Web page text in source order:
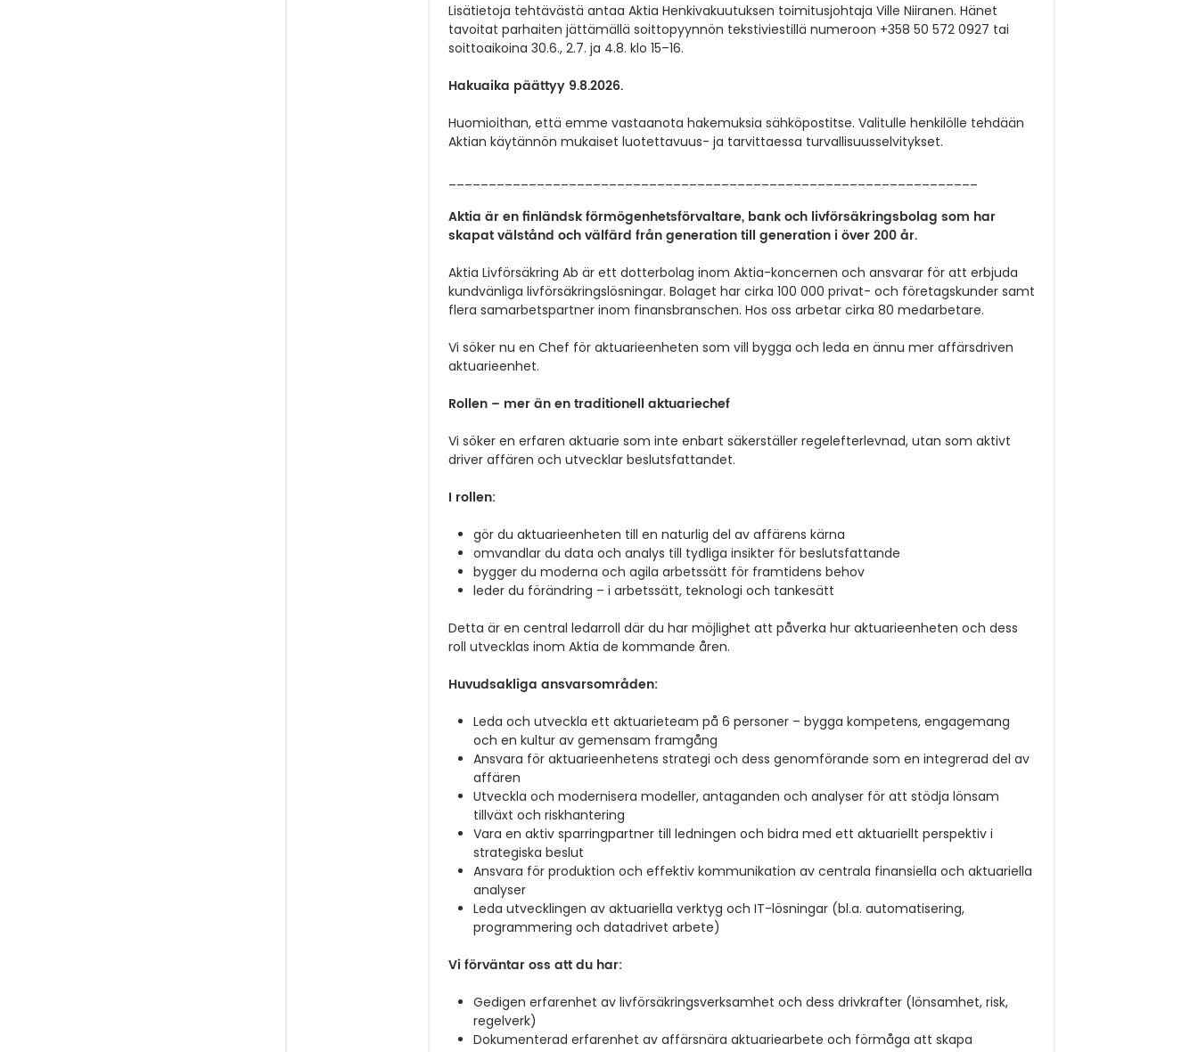
Lisätietoja tehtävästä antaa Aktia Henkivakuutuksen toimitusjohtaja Ville Niiranen. Hänet
tavoitat parhaiten jättämällä soittopyynnön tekstiviestillä numeroon +358 50 572 0927 tai
soittoaikoina 30.6., 2.7. ja 4.8. klo 15–16.
Hakuaika päättyy 9.8.2026.
Huomioithan, että emme vastaanota hakemuksia sähköpostitse. Valitulle henkilölle tehdään
Aktian käytännön mukaiset luotettavuus- ja tarvittaessa turvallisuusselvitykset.
Aktia är en finländsk förmögenhetsförvaltare, bank och livförsäkringsbolag som har
skapat välstånd och välfärd från generation till generation i över 200 år.
Aktia Livförsäkring Ab är ett dotterbolag inom Aktia-koncernen och ansvarar för att erbjuda
kundvänliga livförsäkringslösningar. Bolaget har cirka 100 000 privat- och företagskunder samt
flera samarbetspartner inom finansbranschen. Hos oss arbetar cirka 80 medarbetare.
Vi söker nu en Chef för aktuarieenheten som vill bygga och leda en ännu mer affärsdriven
aktuarieenhet.
Rollen – mer än en traditionell aktuariechef
Vi söker en erfaren aktuarie som inte enbart säkerställer regelefterlevnad, utan som aktivt
driver affären och utvecklar beslutsfattandet.
I rollen:
gör du aktuarieenheten till en naturlig del av affärens kärna
omvandlar du data och analys till tydliga insikter för beslutsfattande
bygger du moderna och agila arbetssätt för framtidens behov
leder du förändring – i arbetssätt, teknologi och tankesätt
Detta är en central ledarroll där du har möjlighet att påverka hur aktuarieenheten och dess
roll utvecklas inom Aktia de kommande åren.
Huvudsakliga ansvarsområden:
Leda och utveckla ett aktuarieteam på 6 personer – bygga kompetens, engagemang
och en kultur av gemensam framgång
Ansvara för aktuarieenhetens strategi och dess genomförande som en integrerad del av
affären
Utveckla och modernisera modeller, antaganden och analyser för att stödja lönsam
tillväxt och riskhantering
Vara en aktiv sparringpartner till ledningen och bidra med ett aktuariellt perspektiv i
strategiska beslut
Ansvara för produktion och effektiv kommunikation av centrala finansiella och aktuariella
analyser
Leda utvecklingen av aktuariella verktyg och IT-lösningar (bl.a. automatisering,
programmering och datadrivet arbete)
Vi förväntar oss att du har:
Gedigen erfarenhet av livförsäkringsverksamhet och dess drivkrafter (lönsamhet, risk,
regelverk)
Dokumenterad erfarenhet av affärsnära aktuariearbete och förmåga att skapa